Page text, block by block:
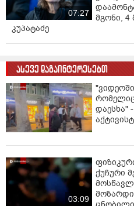
07:27
მგონი, 4
კუპატაძე
ასევე დაგაინტერესებთ
დაესხა"
03:09
ქუჩური